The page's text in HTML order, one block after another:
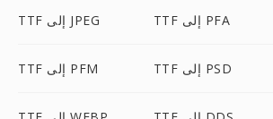
TTF إلى JPEG TTF إلى PFA
TTF إلى PFM TTF إلى PSD